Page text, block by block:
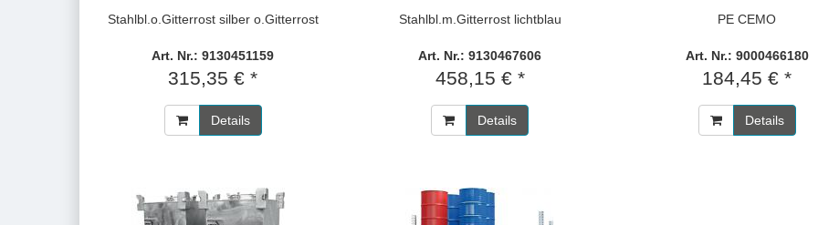
Stahlbl.o.Gitterrost silber o.Gitterrost
Art. Nr.: 9130451159
315,35 € *
Details
Stahlbl.m.Gitterrost lichtblau
Art. Nr.: 9130467606
458,15 € *
Details
PE CEMO
Art. Nr.: 9000466180
184,45 € *
Details